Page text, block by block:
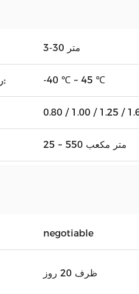
3-30 متر
رطوبت محیط کاری: -40 ℃ ~ 45 ℃
0.80 / 1.00 / 1.25 /
25 ~ 550 متر مکعب
negotiable
ظرف 20 روز